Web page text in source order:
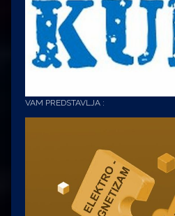
VAM PREDSTAVLJA :